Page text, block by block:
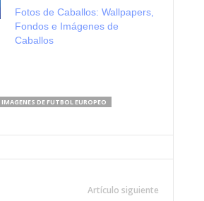
Fotos de Caballos: Wallpapers,
Fondos e Imágenes de
Caballos
IMAGENES DE FUTBOL EUROPEO
Artículo siguiente